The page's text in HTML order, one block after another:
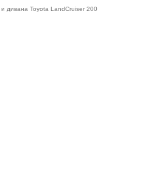
дивана Toyota LandCruiser 200